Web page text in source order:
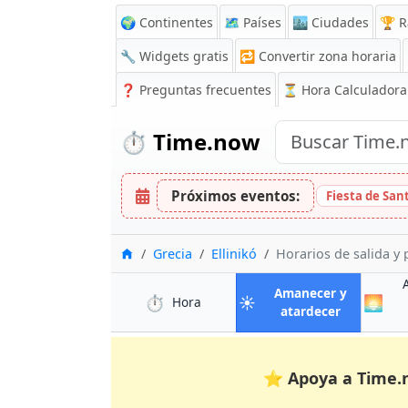
🌍 Continentes 🗺️ Países 🏙️ Ciudades 🏆
🔧 Widgets gratis
🔁 Convertir zona horaria
❓ Preguntas frecuentes ⏳ Hora Calculadora
⏱️ Time.now
Próximos eventos: Fiesta de
InicioGrecia Ellinikó Horarios de salida y
⏱️ Hora en Ellinikó
☀️
Amanecer y
atardeceren Ellinikó
🌅
⭐ Apoya a